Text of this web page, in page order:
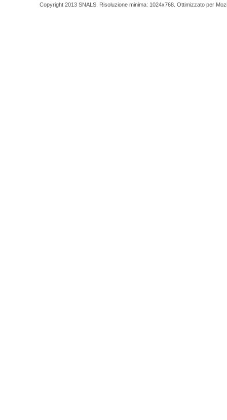
Copyright 2013 SNALS. Risoluzione minima: 1024x768. Ottimizzato per